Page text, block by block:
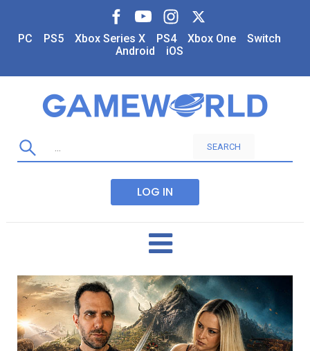
PC PS5 Xbox Series X PS4 Xbox One
Switch
Android
iOS
SEARCH
LOG IN